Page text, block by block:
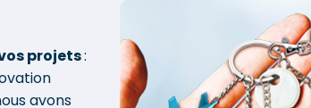
projets:
avons